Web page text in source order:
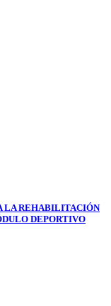
LA REHABILITACIÓN
DEPORTIVO